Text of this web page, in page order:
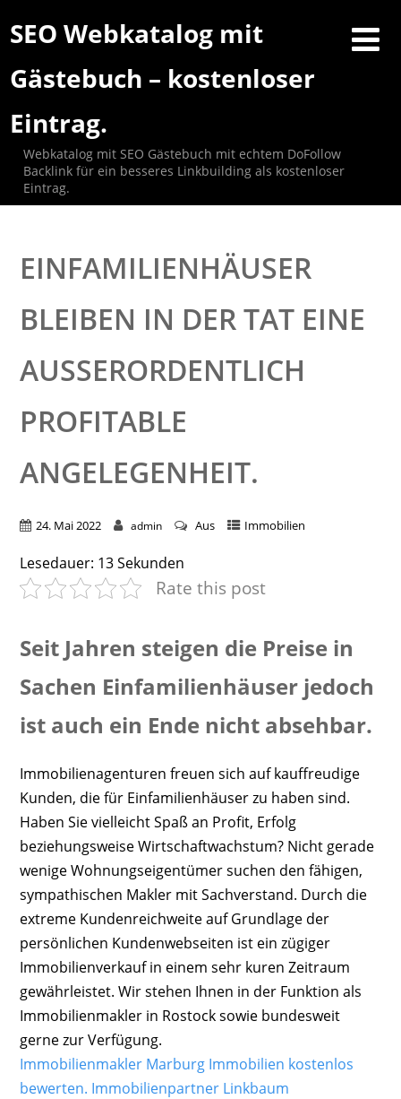
SEO Webkatalog mit
Gästebuch – kostenloser
Eintrag.
Webkatalog mit SEO Gästebuch mit echtem DoFollow
Backlink für ein besseres Linkbuilding als kostenloser
Eintrag.
EINFAMILIENHÄUSER
BLEIBEN IN DER TAT EINE
AUSSERORDENTLICH P
ROFITABLE A
NGELEGENHEIT.
24. Mai 2022 admin Aus Immobilien
Lesedauer: 13Sekunden
Rate this post
Seit Jahren steigen die Preise in
Sachen Einfamilienhäuser jedoch
ist auch ein Ende nicht absehbar.
Immobilienagenturen freuen sich auf kauffreudige
Kunden, die für Einfamilienhäuser zu haben sind.
Haben Sie vielleicht Spaß an Profit, Erfolg
beziehungsweise Wirtschaftwachstum? Nicht gerade
wenige Wohnungseigentümer suchen den fähigen,
sympathischen Makler mit Sachverstand. Durch die
extreme Kundenreichweite auf Grundlage der
persönlichen Kundenwebseiten ist ein zügiger
Immobilienverkauf in einem sehr kuren Zeitraum
gewährleistet. Wir stehen Ihnen in der Funktion als
Immobilienmakler in Rostock sowie bundesweit
gerne zur Verfügung.
Immobilienmakler Marburg Immobilien kostenlos
bewerten. Immobilienpartner Linkbaum